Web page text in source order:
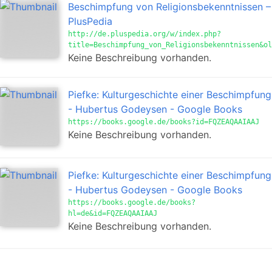
Beschimpfung von Religionsbekenntnissen –
PlusPedia
http://de.pluspedia.org/w/index.php?
Keine Beschreibung vorhanden.
Piefke: Kulturgeschichte einer Beschimpfung
- Hubertus Godeysen - Google Books
https://books.google.de/books?id=FQZEAQAAIAAJ
Keine Beschreibung vorhanden.
Piefke: Kulturgeschichte einer Beschimpfung
- Hubertus Godeysen - Google Books
https://books.google.de/books?
hl=de&id=FQZEAQAAIAAJ
Keine Beschreibung vorhanden.